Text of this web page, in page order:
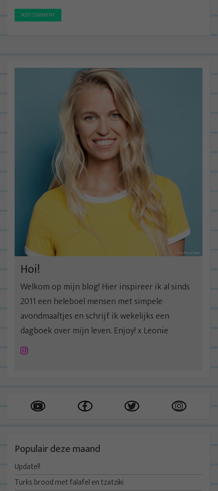
Hoi!
Welkom op mijn blog! Hier inspireer ik al sinds
2011 een heleboel mensen met simpele
avondmaaltjes en schrijf ik wekelijks een
dagboek over mijn leven. Enjoy! x Leonie
Instagram
Populair deze maand
Update!!
Turks brood met falafel en tzatziki